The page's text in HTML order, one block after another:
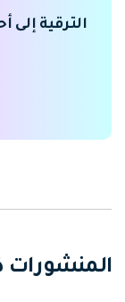
المنشورات